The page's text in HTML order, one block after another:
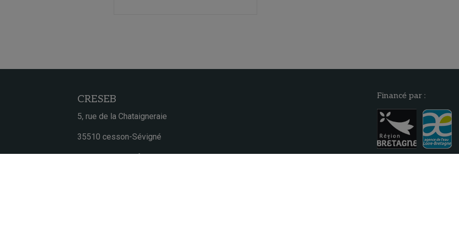
CRESEB
5, rue de la Chataigneraie
35510 cesson-Sévigné
contact@creseb.fr
Financé par :